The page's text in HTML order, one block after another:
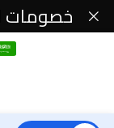
خصومات